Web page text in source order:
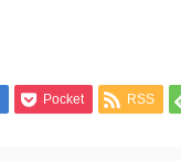
Pocket RSS